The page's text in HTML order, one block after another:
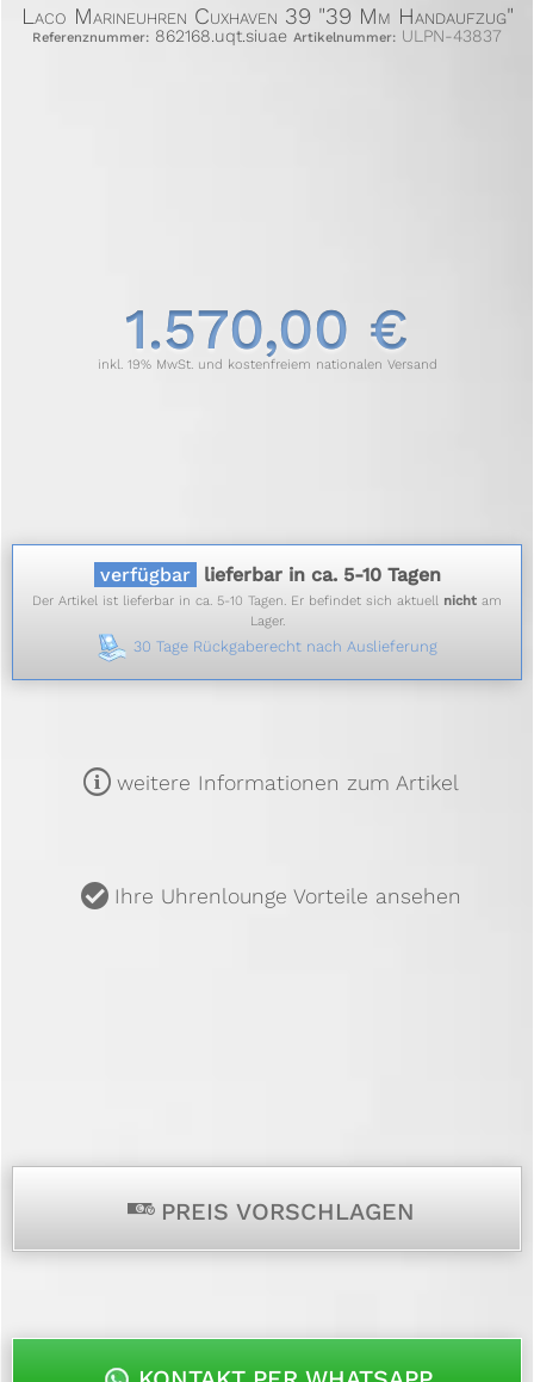
Laco Marineuhren Cuxhaven 39 "39 Mm Handaufzug"
Referenznummer: 862168.uqt.siuae Artikelnummer: ULPN-43837
1.570,00 €
inkl. 19% MwSt. und kostenfreiem nationalen Versand
verfügbar lieferbar in ca. 5-10 Tagen
Der Artikel ist lieferbar in ca. 5-10 Tagen. Er befindet sich aktuell nicht am
Lager.
30 Tage Rückgaberecht nach Auslieferung
m weitere Informationen zum Artikel
u Ihre Uhrenlounge Vorteile ansehen
p PREIS VORSCHLAGEN